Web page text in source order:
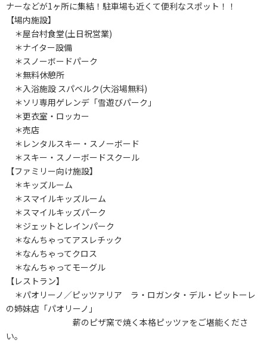
ナーなどが1ヶ所に集結！駐車場も近くて便利なスポット！！
【場内施設】
＊屋台村食堂(土日祝営業)
＊ナイター設備
＊スノーボードパーク
＊無料休憩所
＊入浴施設 スパベルク(大浴場無料)
＊ソリ専用ゲレンデ「雪遊びパーク」
＊更衣室・ロッカー
＊売店
＊レンタルスキー・スノーボード
＊スキー・スノーボードスクール
【ファミリー向け施設】
＊キッズルーム
＊スマイルキッズルーム
＊スマイルキッズパーク
＊ジェットとレインパーク
＊なんちゃってアスレチック
＊なんちゃってクロス
＊なんちゃってモーグル
【レストラン】
＊パオリーノ／ピッツァリア ラ・ロガンタ・デル・ピットーレ
の姉妹店「パオリーノ」
薪のピザ窯で焼く本格ピッツァをご堪能くださ
い。